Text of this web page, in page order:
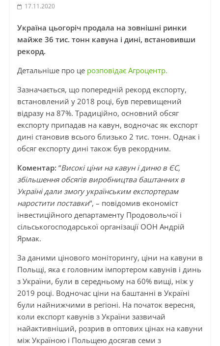
17.11.2020
Україна цьогоріч продала на зовнішні ринки
майже 36 тис. тонн кавуна і дині, встановивши
рекорд.
Детальніше про це розповідає Агроцентр.
Зазначається, що попередній рекорд експорту,
встановлений у 2018 році, був перевищений
відразу на 87%. Традиційно, основний обсяг
експорту припадав на кавун, водночас як експорт
дині становив всього близько 2 тис. тонн. Однак і
обсяг експорту дині також був рекордним.
Коментар: “Високі ціни на кавун і диню в ЄС,
збільшення обсягів виробництва баштанних в
Україні дали змогу українським експортерам
наростити поставки“, – повідомив економіст
інвестиційного департаменту Продовольчої і
сільськогосподарської організації ООН Андрій
Ярмак.
За даними цінового моніторингу, ціни на кавуни в
Польщі, яка є головним імпортером кавунів і динь
з України, були в середньому на 60% вищі, ніж у
2019 році. Водночас ціни на баштанні в Україні
були найнижчими в регіоні. На початок вересня,
коли експорт кавунів з України зазвичай
найактивніший, розрив в оптових цінах на кавуни
між Україною і Польщею досягав семи з